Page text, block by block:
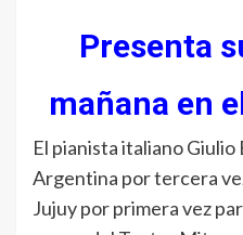
Presenta
mañana en
El pianista italiano
Argentina por tercera
Jujuy por primera vez